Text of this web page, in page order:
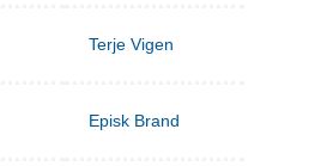
Terje Vigen
Episk Brand